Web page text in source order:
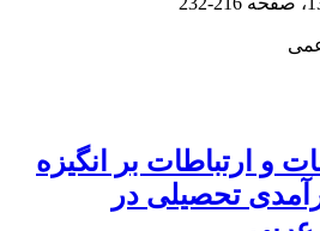
و ارتباطات بر انگیزه
تحصیلی در